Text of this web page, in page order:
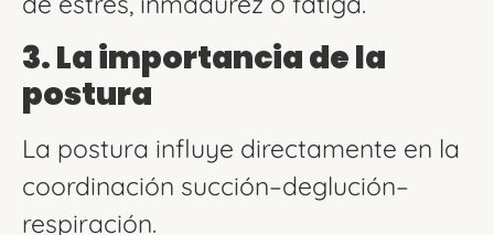
3. La importancia de la
postura
La postura influye directamente en la
coordinación succión–deglución–
respiración.